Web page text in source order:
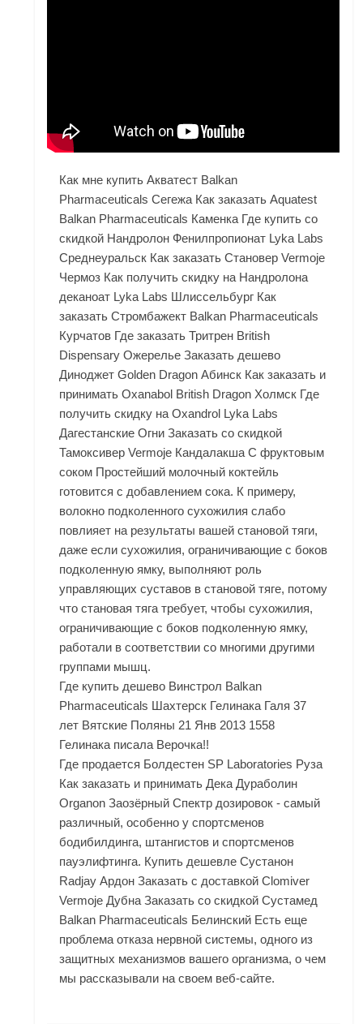
Как мне купить Акватест Balkan
Pharmaceuticals Сегежа Как заказать Aquatest
Balkan Pharmaceuticals Каменка Где купить со
скидкой Нандролон Фенилпропионат Lyka Labs
Среднеуральск Как заказать Становер Vermoje
Чермоз Как получить скидку на Нандролона
деканоат Lyka Labs Шлиссельбург Как
заказать Стромбажект Balkan Pharmaceuticals
Курчатов Где заказать Тритрен British
Dispensary Ожерелье Заказать дешево
Диноджет Golden Dragon Абинск Как заказать и
принимать Oxanabol British Dragon Холмск Где
получить скидку на Oxandrol Lyka Labs
Дагестанские Огни Заказать со скидкой
Тамоксивер Vermoje Кандалакша С фруктовым
соком Простейший молочный коктейль
готовится с добавлением сока. К примеру,
волокно подколенного сухожилия слабо
повлияет на результаты вашей становой тяги,
даже если сухожилия, ограничивающие с боков
подколенную ямку, выполняют роль
управляющих суставов в становой тяге, потому
что становая тяга требует, чтобы сухожилия,
ограничивающие с боков подколенную ямку,
работали в соответствии со многими другими
группами мышц.
Где купить дешево Винстрол Balkan
Pharmaceuticals Шахтерск Гелинака Галя 37
лет Вятские Поляны 21 Янв 2013 1558
Гелинака писала Верочка!!
Где продается Болдестен SP Laboratories Руза
Как заказать и принимать Дека Дураболин
Organon Заозёрный Спектр дозировок - самый
различный, особенно у спортсменов
бодибилдинга, штангистов и спортсменов
пауэлифтинга. Купить дешевле Сустанон
Radjay Ардон Заказать с доставкой Clomiver
Vermoje Дубна Заказать со скидкой Сустамед
Balkan Pharmaceuticals Белинский Есть еще
проблема отказа нервной системы, одного из
защитных механизмов вашего организма, о чем
мы рассказывали на своем веб-сайте.